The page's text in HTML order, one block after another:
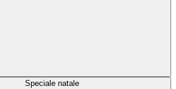
Speciale natale